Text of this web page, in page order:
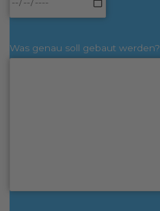
Was genau soll gebaut werden?